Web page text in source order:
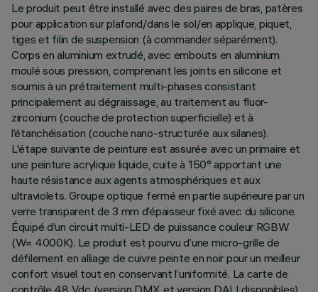
Le produit peut être installé avec des paires de bras, patères
pour application sur plafond/dans le sol/en applique, piquet,
tiges et filin de suspension (à commander séparément).
Corps en aluminium extrudé, avec embouts en aluminium
moulé sous pression, comprenant les joints en silicone et
soumis à un prétraitement multi-phases consistant
principalement au dégraissage, au traitement au fluor-
zirconium (couche de protection superficielle) et à
l’étanchéisation (couche nano-structurée aux silanes).
L'étape suivante de peinture est assurée avec un primaire et
une peinture acrylique liquide, cuite à 150° apportant une
haute résistance aux agents atmosphériques et aux
ultraviolets. Groupe optique fermé en partie supérieure par un
verre transparent de 3 mm d’épaisseur fixé avec du silicone.
Équipé d’un circuit multi-LED de puissance couleur RGBW
(W= 4000K). Le produit est pourvu d’une micro-grille de
défilement en alliage de cuivre peinte en noir pour un meilleur
confort visuel tout en conservant l’uniformité. La carte de
contrôle 48 Vdc (version DMX et version DALI disponibles)